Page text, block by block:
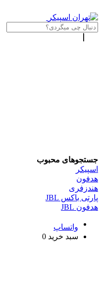
جستجوهای محبوب
اسپیکر
هدفون
هندزفری
پارتی باکس JBL
هدفون JBL
واتساپ
سبد خرید 0